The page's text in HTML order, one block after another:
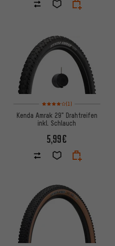
auf 12 Bewertungen
Bewertungen: 4 von 5
(1)
Kenda Amrak 29" Drahtreifen
inkl. Schlauch
5,99€